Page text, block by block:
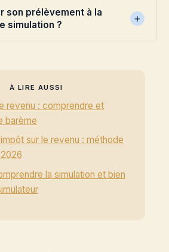
son prélèvement à la
simulation ?
À LIRE AUSSI
revenu : comprendre et
barème
sur le revenu : méthode
la simulation et bien